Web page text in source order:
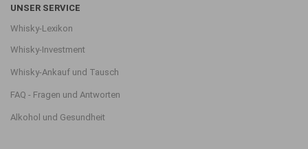
UNSER SERVICE
Whisky-Lexikon
Whisky-Investment
Whisky-Ankauf und Tausch
FAQ - Fragen und Antworten
Alkohol und Gesundheit